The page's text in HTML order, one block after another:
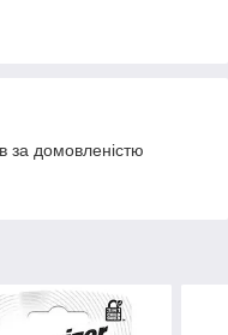
за домовленістю